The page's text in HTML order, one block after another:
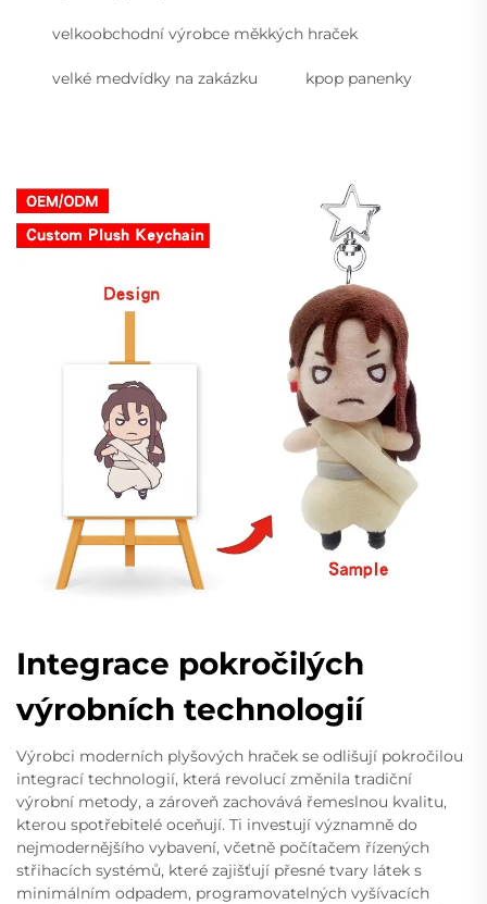
velkoobchodní výrobce měkkých hraček
velké medvídky na zakázku kpop panenky
Integrace pokročilých
výrobních technologií
Výrobci moderních plyšových hraček se odlišují pokročilou
integrací technologií, která revolucí změnila tradiční
výrobní metody, a zároveň zachovává řemeslnou kvalitu,
kterou spotřebitelé oceňují. Ti investují významně do
nejmodernějšího vybavení, včetně počítačem řízených
střihacích systémů, které zajišťují přesné tvary látek s
minimálním odpadem, programovatelných vyšívacích